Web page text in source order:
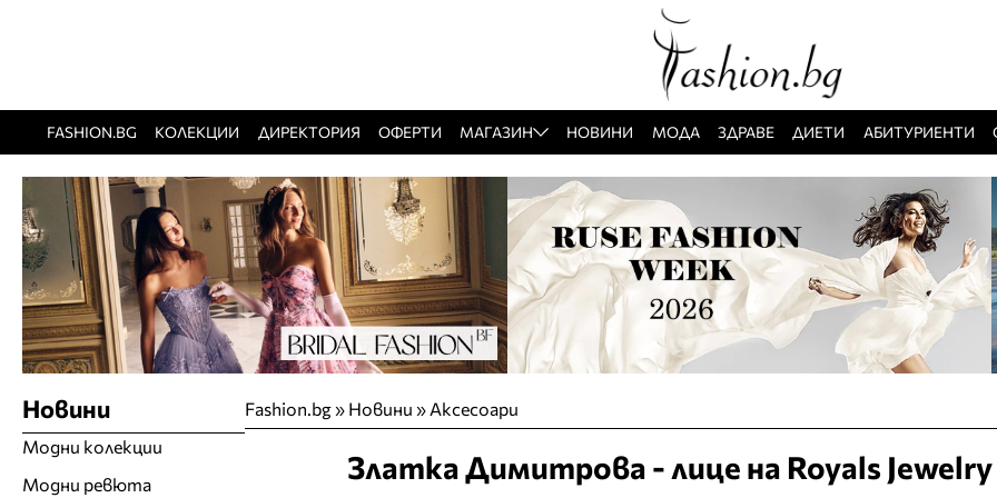
FASHION.BG КОЛЕКЦИИ ДИРЕКТОРИЯ ОФЕРТИ МАГАЗИН НОВИНИ МОДА ЗДРАВЕ ДИЕТИ АБИТУРИЕНТИ
Fashion.bg» Новини » Аксесоари
Златка Димитрова - лице на Royals Jewelry
Новини
Модни колекции
Модни ревюта